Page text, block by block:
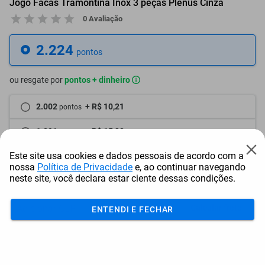
Jogo Facas Tramontina Inox 3 peças Plenus Cinza
0 Avaliação
2.224 pontos
ou resgate porpontos + dinheiro
2.002 pontos + R$ 10,21
1.891 + R$ 15,32
1.780 pontos + R$ 20,42
Este site usa cookies e dados pessoais de acordo com a
nossa Política de Privacidade e, ao continuar navegando
neste site, você declara estar ciente dessas condições.
ENTENDI E FECHAR